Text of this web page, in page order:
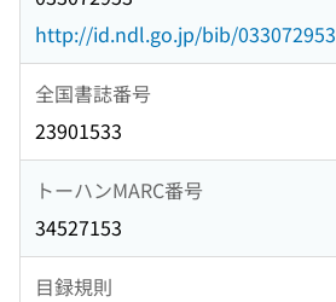
http://id.ndl.go.jp/bib/033072953
全国書誌番号
23901533
トーハンMARC番号
34527153
目録規則